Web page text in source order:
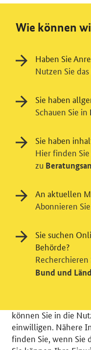
Videodienst
Wir bitten Sie an
verschiedene
möchten die
können Sie in die
einwilligen. Nähere
finden Sie, wenn Sie
Wie können
Haben Sie
Nutzen Sie das
Sie haben
Schauen Sie in
Sie haben
Hier finden
zu
An aktuellen
Abonnieren
Sie suchen
Behörde?
Recherchieren
Bund und